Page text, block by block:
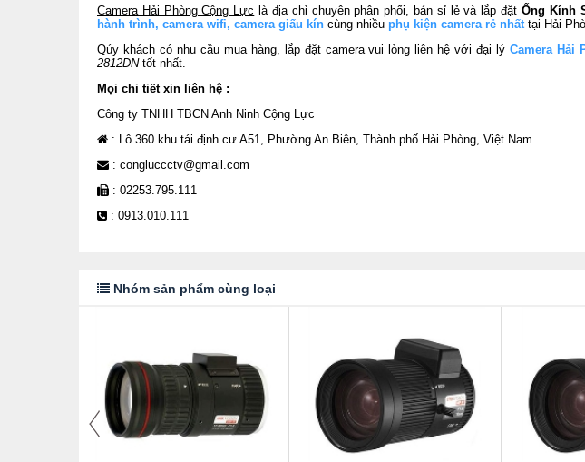
Camera Hải Phòng Cộng Lực là địa chỉ chuyên phân phối, bán sỉ lẻ và lắp đặt Ống Kính
hành trình, camera wifi, camera giấu kín cùng nhiều phụ kiện camera rẻ nhấttại Hải
Qúy khách có nhu cầu mua hàng, lắp đặt camera vui lòng liên hệ với đại lýCamera Hải
2812DN tốt nhất.
Mọi chi tiết xin liên hệ :
Công ty TNHH TBCN Anh Ninh Cộng Lực
: Lô 360 khu tái định cư A51, Phường An Biên, Thành phố Hải Phòng, Việt Nam
: congluccctv@gmail.com
: 02253.795.111
: 0913.010.111
Nhóm sản phẩm cùng loại